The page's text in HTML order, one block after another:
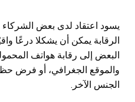
يسود اعتقاد لدى بعض الشركاء
الرقابة يمكن أن يشكلا درعًا
البعض إلى رقابة هواتف
والموقع الجغرافي، أو فرض
الجنس الآخر.